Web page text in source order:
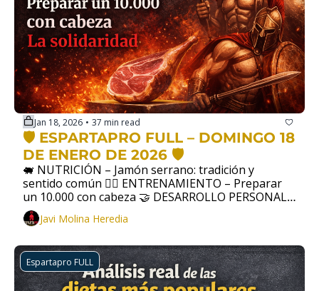
Jan 18, 2026 • 37 min read
🛡️ ESPARTAPRO FULL – DOMINGO 18
DE ENERO DE 2026 🛡️
🐖 NUTRICIÓN – Jamón serrano: tradición y
sentido común 🏃‍♂️ ENTRENAMIENTO – Preparar
un 10.000 con cabeza 🤝 DESARROLLO PERSONAL –
La solidaridad
Javi Molina Heredia
Espartapro FULL